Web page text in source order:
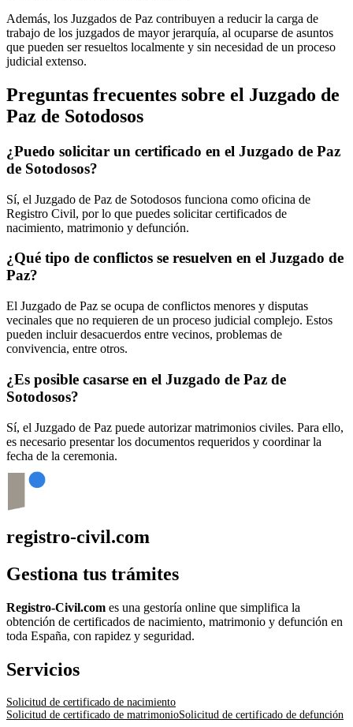
Además, los Juzgados de Paz contribuyen a reducir la carga de
trabajo de los juzgados de mayor jerarquía, al ocuparse de asuntos
que pueden ser resueltos localmente y sin necesidad de un proceso
judicial extenso.
Preguntas frecuentes sobre el Juzgado de
Paz de Sotodosos
¿Puedo solicitar un certificado en el Juzgado de Paz
de Sotodosos?
Sí, el Juzgado de Paz de Sotodosos funciona como oficina de
Registro Civil, por lo que puedes solicitar certificados de
nacimiento, matrimonio y defunción.
¿Qué tipo de conflictos se resuelven en el Juzgado de
Paz?
El Juzgado de Paz se ocupa de conflictos menores y disputas
vecinales que no requieren de un proceso judicial complejo. Estos
pueden incluir desacuerdos entre vecinos, problemas de
convivencia, entre otros.
¿Es posible casarse en el Juzgado de Paz de
Sotodosos?
Sí, el Juzgado de Paz puede autorizar matrimonios civiles. Para ello,
es necesario presentar los documentos requeridos y coordinar la
fecha de la ceremonia.
registro-civil.com
Gestiona tus trámites
Registro-Civil.com es una gestoría online que simplifica la
obtención de certificados de nacimiento, matrimonio y defunción en
toda España, con rapidez y seguridad.
Servicios
Solicitud de certificado de nacimiento
Solicitud de certificado de matrimonioSolicitud de certificado de defunción